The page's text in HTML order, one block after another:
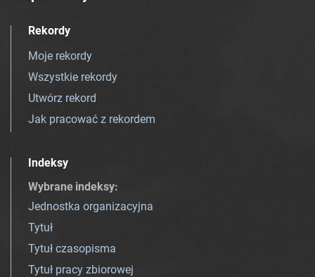
Rekordy
Moje rekordy
Wszystkie rekordy
Utwórz rekord
Jak pracować z rekordem
Indeksy
Wybrane indeksy:
Jednostka organizacyjna
Tytuł
Tytuł czasopisma
Tytuł pracy zbiorowej